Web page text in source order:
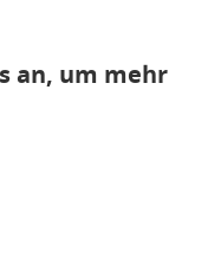
an, um mehr